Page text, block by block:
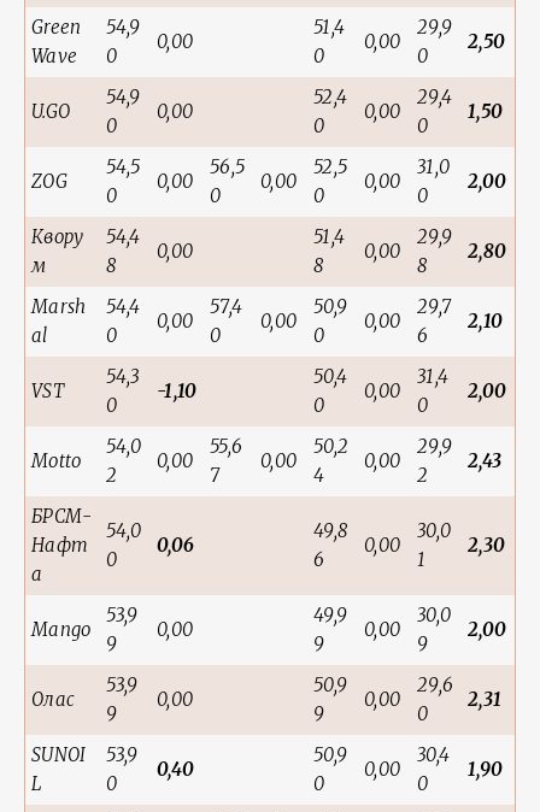
Green
Wave
54,9
0
0,00
51,4
0
0,00
29,9
0
2,50
U.GO
54,9
0
0,00
52,4
0
0,00
29,4
0
1,50
ZOG
54,5
0
0,00
56,5
0
0,00
52,5
0
0,00
31,0
0
2,00
Квору
м
54,4
8
0,00
51,4
8
0,00
29,9
8
2,80
Marsh
al
54,4
0
0,00
57,4
0
0,00
50,9
0
0,00
29,7
6
2,10
VST
54,3
0
-1,10
50,4
0
0,00
31,4
0
2,00
Motto
54,0
2
0,00
55,6
7
0,00
50,2
4
0,00
29,9
2
2,43
БРСМ-
Нафт
а
54,0
0
0,06
49,8
6
0,00
30,0
1
2,30
Mango
53,9
9
0,00
49,9
9
0,00
30,0
9
2,00
Олас
53,9
9
0,00
50,9
9
0,00
29,6
0
2,31
SUNOI
L
53,9
0
0,40
50,9
0
0,00
30,4
0
1,90